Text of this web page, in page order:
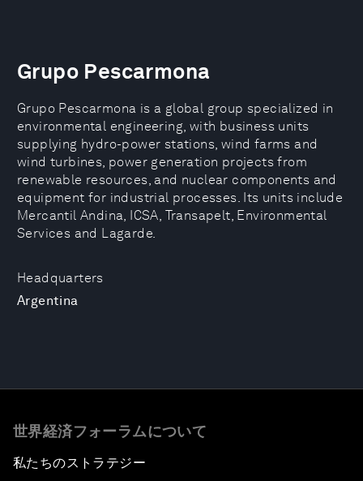
Headquarters
Argentina
Grupo Pescarmona
Grupo Pescarmona is a global group specialized in
environmental engineering, with business units
supplying hydro-power stations, wind farms and
wind turbines, power generation projects from
renewable resources, and nuclear components and
equipment for industrial processes. Its units include
Mercantil Andina, ICSA, Transapelt, Environmental
Services and Lagarde.
世界経済フォーラムについて
私たちのストラテジー